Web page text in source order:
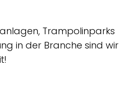
Trampolinparks
in der Branche sind wir